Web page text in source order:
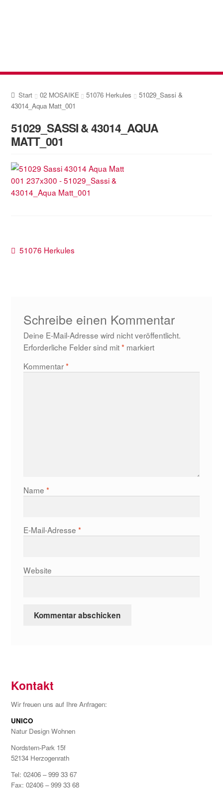
Start 02 MOSAIKE 51076 Herkules
51029_Sassi &
43014_Aqua Matt_001
51029_SASSI & 43014_AQUA
MATT_001
Beitragsnavigation
Vorheriger
51076 Herkules
Schreibe einen Kommentar
Deine E-Mail-Adresse wird nicht veröffentlicht.
Erforderliche Felder sind mit* markiert
Kommentar*
Name *
E-Mail-Adresse *
Website
Kontakt
Wir freuen uns auf Ihre Anfragen:
UNICO
Natur Design Wohnen
Nordstern-Park 15f
52134 Herzogenrath
Tel: 02406 – 999 33 67
Fax: 02406 – 999 33 68